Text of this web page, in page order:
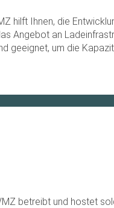
hilft Ihnen, die
Angebot an
geeignet, um die
betreibt und hostet